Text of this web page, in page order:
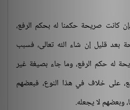
كانت صريحة حكمنا له بحكم الرفع،
بعد قليل إن شاء الله تعالى، فسبب
له حكم الرفع، وما جاء بصيغة غير
على خلاف في هذا النوع، فبعضهم
وبعضهم لا يجعله.